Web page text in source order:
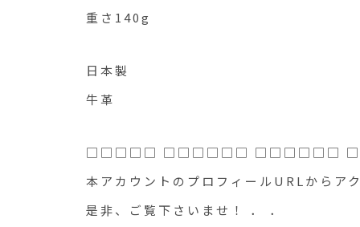
重さ140g
日本製
牛革
□□□□□ □□□□□□ □□□□□□
本アカウントのプロフィールURLからア
是非、ご覧下さいませ！ ． ．